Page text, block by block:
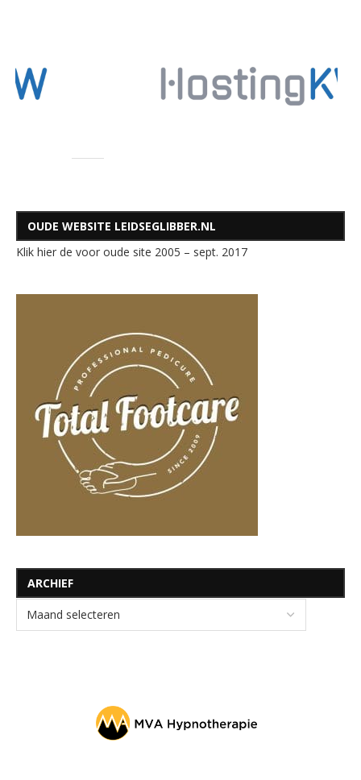
OUDE WEBSITE LEIDSEGLIBBER.NL
Klik hier de voor oude site 2005 – sept. 2017
ARCHIEF